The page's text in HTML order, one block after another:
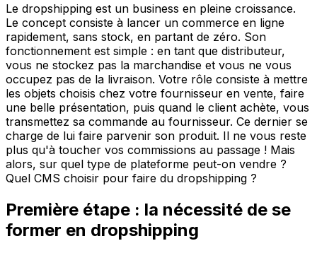
Le dropshipping est un business en pleine croissance.
Le concept consiste à lancer un commerce en ligne
rapidement, sans stock, en partant de zéro. Son
fonctionnement est simple : en tant que distributeur,
vous ne stockez pas la marchandise et vous ne vous
occupez pas de la livraison. Votre rôle consiste à mettre
les objets choisis chez votre fournisseur en vente, faire
une belle présentation, puis quand le client achète, vous
transmettez sa commande au fournisseur. Ce dernier se
charge de lui faire parvenir son produit. Il ne vous reste
plus qu'à toucher vos commissions au passage ! Mais
alors, sur quel type de plateforme peut-on vendre ?
Quel CMS choisir pour faire du dropshipping ?
Première étape : la nécessité de se
former en dropshipping